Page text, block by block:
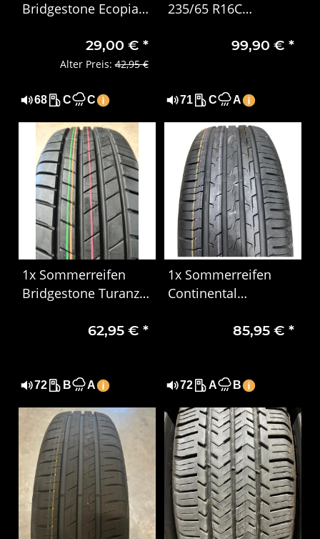
Bridgestone Ecopia
29,00 € *
Alter Preis:42,95 €
68 C C
235/65 R16C
Carrier 491899,90 €*
71 C A
1x Sommerreifen
Bridgestone Turanza
XL DOT 481962,95 € *
72 B A
1x Sommerreifen
Continental
R16 91V XL EVc DOT
85,95 €*
72 A B